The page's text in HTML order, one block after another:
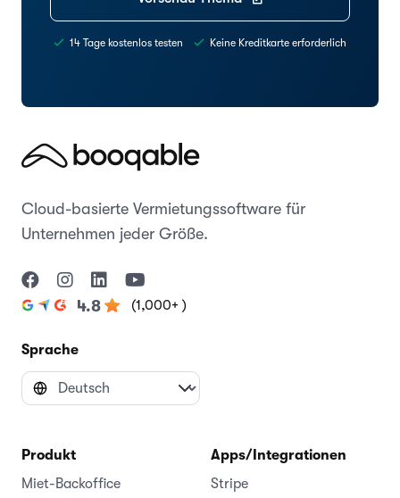
14 Tage kostenlos testen Keine Kreditkarte erforderlich
Cloud-basierte Vermietungssoftware für
Unternehmen jeder Größe.
4.8 (1,000+ )
Sprache
Produkt
Miet-Backoffice
Apps/Integrationen
Stripe